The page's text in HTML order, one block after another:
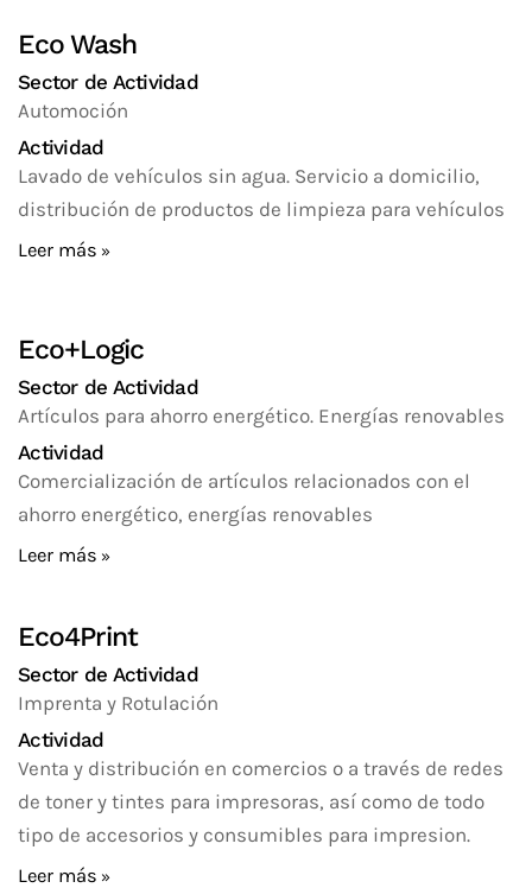
Eco Wash
Sector de Actividad
Automoción
Actividad
Lavado de vehículos sin agua. Servicio a domicilio,
distribución de productos de limpieza para vehículos
Leer más
Eco+Logic
Sector de Actividad
Artículos para ahorro energético. Energías renovables
Actividad
Comercialización de artículos relacionados con el
ahorro energético, energías renovables
Leer más
Eco4Print
Sector de Actividad
Imprenta y Rotulación
Actividad
Venta y distribución en comercios o a través de redes
de toner y tintes para impresoras, así como de todo
tipo de accesorios y consumibles para impresion.
Leer más